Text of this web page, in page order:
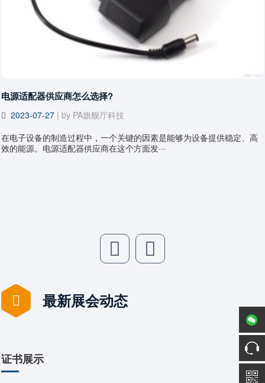
电源适配器供应商怎么选择?
2023-07-27 | by PA旗舰厅科技
在电子设备的制造过程中，一个关键的因素是能够为设备提供稳定、高
效的能源。电源适配器供应商在这个方面发···
最新展会动态
证书展示